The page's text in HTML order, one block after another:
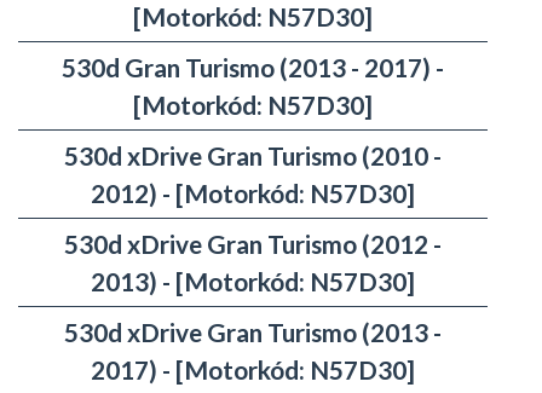
[Motorkód: N57D30]
530d Gran Turismo (2013 - 2017) -
[Motorkód: N57D30]
530d xDrive Gran Turismo (2010 -
2012) - [Motorkód: N57D30]
530d xDrive Gran Turismo (2012 -
2013) - [Motorkód: N57D30]
530d xDrive Gran Turismo (2013 -
2017) - [Motorkód: N57D30]